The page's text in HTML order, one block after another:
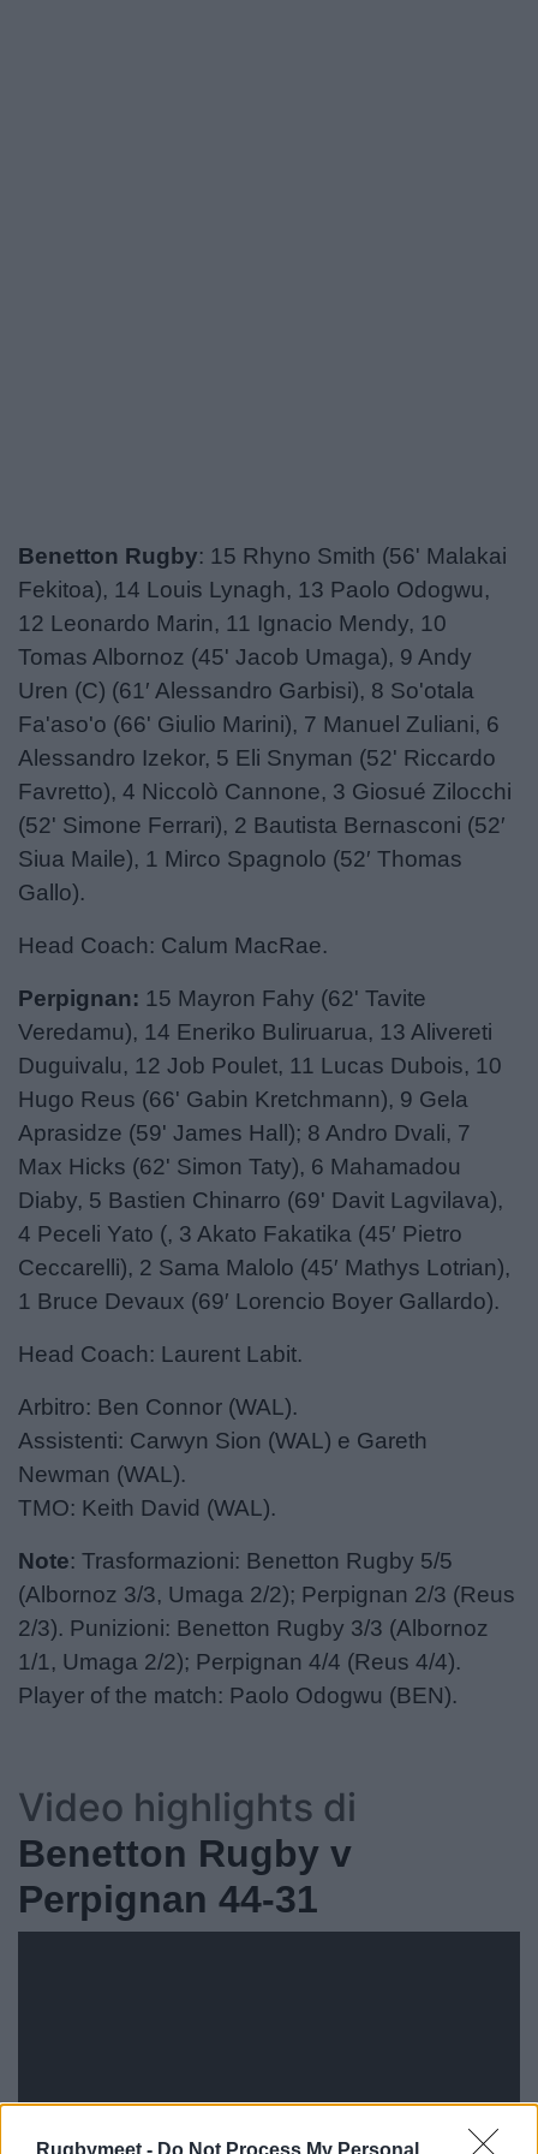
Rugbymeet - Do Not Process My Personal
Benetton Rugby: 15 Rhyno Smith (56' Malakai
Fekitoa), 14 Louis Lynagh, 13 Paolo Odogwu,
12 Leonardo Marin, 11 Ignacio Mendy, 10
Tomas Albornoz (45' Jacob Umaga), 9 Andy
Uren (C) (61′ Alessandro Garbisi), 8 So'otala
Fa'aso'o (66' Giulio Marini), 7 Manuel Zuliani, 6
Alessandro Izekor, 5 Eli Snyman (52' Riccardo
Favretto), 4 Niccolò Cannone, 3 Giosué Zilocchi
(52' Simone Ferrari), 2 Bautista Bernasconi (52′
Siua Maile), 1 Mirco Spagnolo (52′ Thomas
Gallo).
Head Coach: Calum MacRae.
Perpignan: 15 Mayron Fahy (62' Tavite
Veredamu), 14 Eneriko Buliruarua, 13 Alivereti
Duguivalu, 12 Job Poulet, 11 Lucas Dubois, 10
Hugo Reus (66' Gabin Kretchmann), 9 Gela
Aprasidze (59' James Hall); 8 Andro Dvali, 7
Max Hicks (62' Simon Taty), 6 Mahamadou
Diaby, 5 Bastien Chinarro (69' Davit Lagvilava),
4 Peceli Yato (, 3 Akato Fakatika (45′ Pietro
Ceccarelli), 2 Sama Malolo (45′ Mathys Lotrian),
1 Bruce Devaux (69′ Lorencio Boyer Gallardo).
Head Coach: Laurent Labit.
Arbitro: Ben Connor (WAL).
Assistenti: Carwyn Sion (WAL) e Gareth
Newman (WAL).
TMO: Keith David (WAL).
Note: Trasformazioni: Benetton Rugby 5/5
(Albornoz 3/3, Umaga 2/2); Perpignan 2/3 (Reus
2/3). Punizioni: Benetton Rugby 3/3 (Albornoz
1/1, Umaga 2/2); Perpignan 4/4 (Reus 4/4).
Player of the match: Paolo Odogwu (BEN).
Video highlights di
Benetton Rugby v
Perpignan 44-31